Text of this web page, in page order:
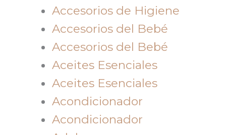
Accesorios de Higiene
Accesorios del Bebé
Accesorios del Bebé
Aceites Esenciales
Aceites Esenciales
Acondicionador
Acondicionador